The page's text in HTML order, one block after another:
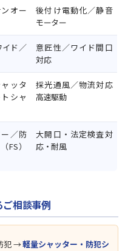
オー
後付け電動化／静音
モーター
イド／
意匠性／ワイド間口
対応
ッタ
シャ
採光通風／物流対応
高速駆動
／防
FS）
大開口・法定検査対
応・耐風
相談事例
犯 →軽量シャッター・防犯シ